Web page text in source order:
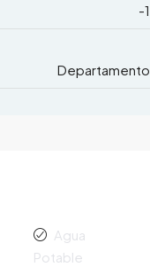
-1
Departamento
Agua
Potable